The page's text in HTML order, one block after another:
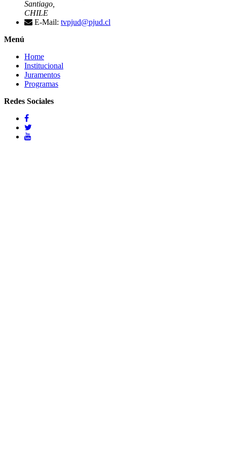
Santiago,
CHILE
E-Mail: tvpjud@pjud.cl
Menú
Home
Institucional
Juramentos
Programas
Redes Sociales